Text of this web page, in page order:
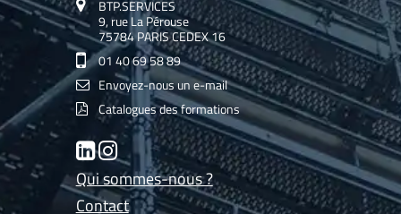
BTP.SERVICES
9, rue La Pérouse
75784 PARIS CEDEX 16
01 40 69 58 89
Envoyez-nous un e-mail
Catalogues des formations
LinkedInInstagram
Qui sommes-nous ?
Contact